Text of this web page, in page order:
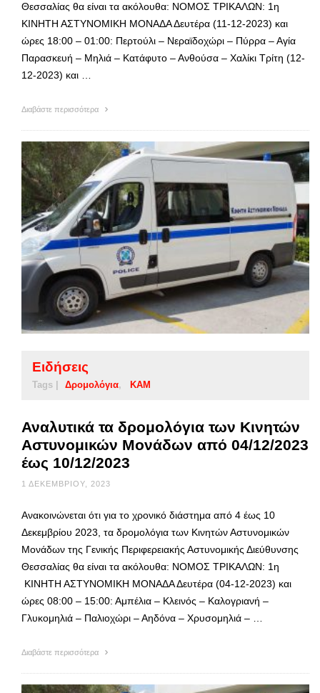
Θεσσαλίας θα είναι τα ακόλουθα: ΝΟΜΟΣ ΤΡΙΚΑΛΩΝ: 1η
ΚΙΝΗΤΗ ΑΣΤΥΝΟΜΙΚΗ ΜΟΝΑΔΑ Δευτέρα (11-12-2023) και
ώρες 18:00 – 01:00: Περτούλι – Νεραϊδοχώρι – Πύρρα – Αγία
Παρασκευή – Μηλιά – Κατάφυτο – Ανθούσα – Χαλίκι Τρίτη (12-
12-2023) και …
Διαβάστε περισσότερα
Ειδήσεις
Tags | Δρομολόγια ΚΑΜ
Αναλυτικά τα δρομολόγια των Κινητών
Αστυνομικών Μονάδων από 04/12/2023
έως 10/12/2023
1 ΔΕΚΕΜΒΡΊΟΥ, 2023
Ανακοινώνεται ότι για το χρονικό διάστημα από 4 έως 10
Δεκεμβρίου 2023, τα δρομολόγια των Κινητών Αστυνομικών
Μονάδων της Γενικής Περιφερειακής Αστυνομικής Διεύθυνσης
Θεσσαλίας θα είναι τα ακόλουθα: ΝΟΜΟΣ ΤΡΙΚΑΛΩΝ: 1η
ΚΙΝΗΤΗ ΑΣΤΥΝΟΜΙΚΗ ΜΟΝΑΔΑ Δευτέρα (04-12-2023) και
ώρες 08:00 – 15:00: Αμπέλια – Κλεινός – Καλογριανή –
Γλυκομηλιά – Παλιοχώρι – Αηδόνα – Χρυσομηλιά – …
Διαβάστε περισσότερα